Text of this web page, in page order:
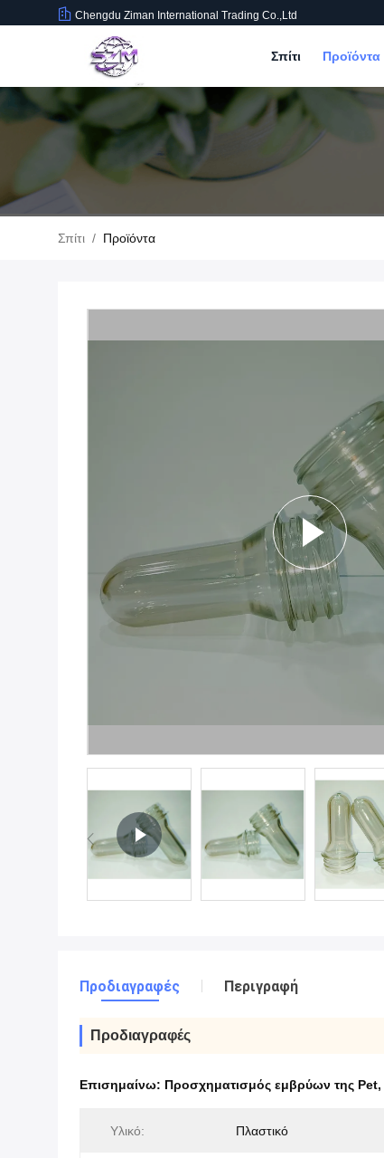
Chengdu Ziman International Trading Co.,Ltd
Σπίτι Προϊόντα
Σπίτι / Προϊόντα
Προδιαγραφές Περιγραφή
Προδιαγραφές
Επισημαίνω: Προσχηματισμός εμβρύων της Pet,
Υλικό: Πλαστικό